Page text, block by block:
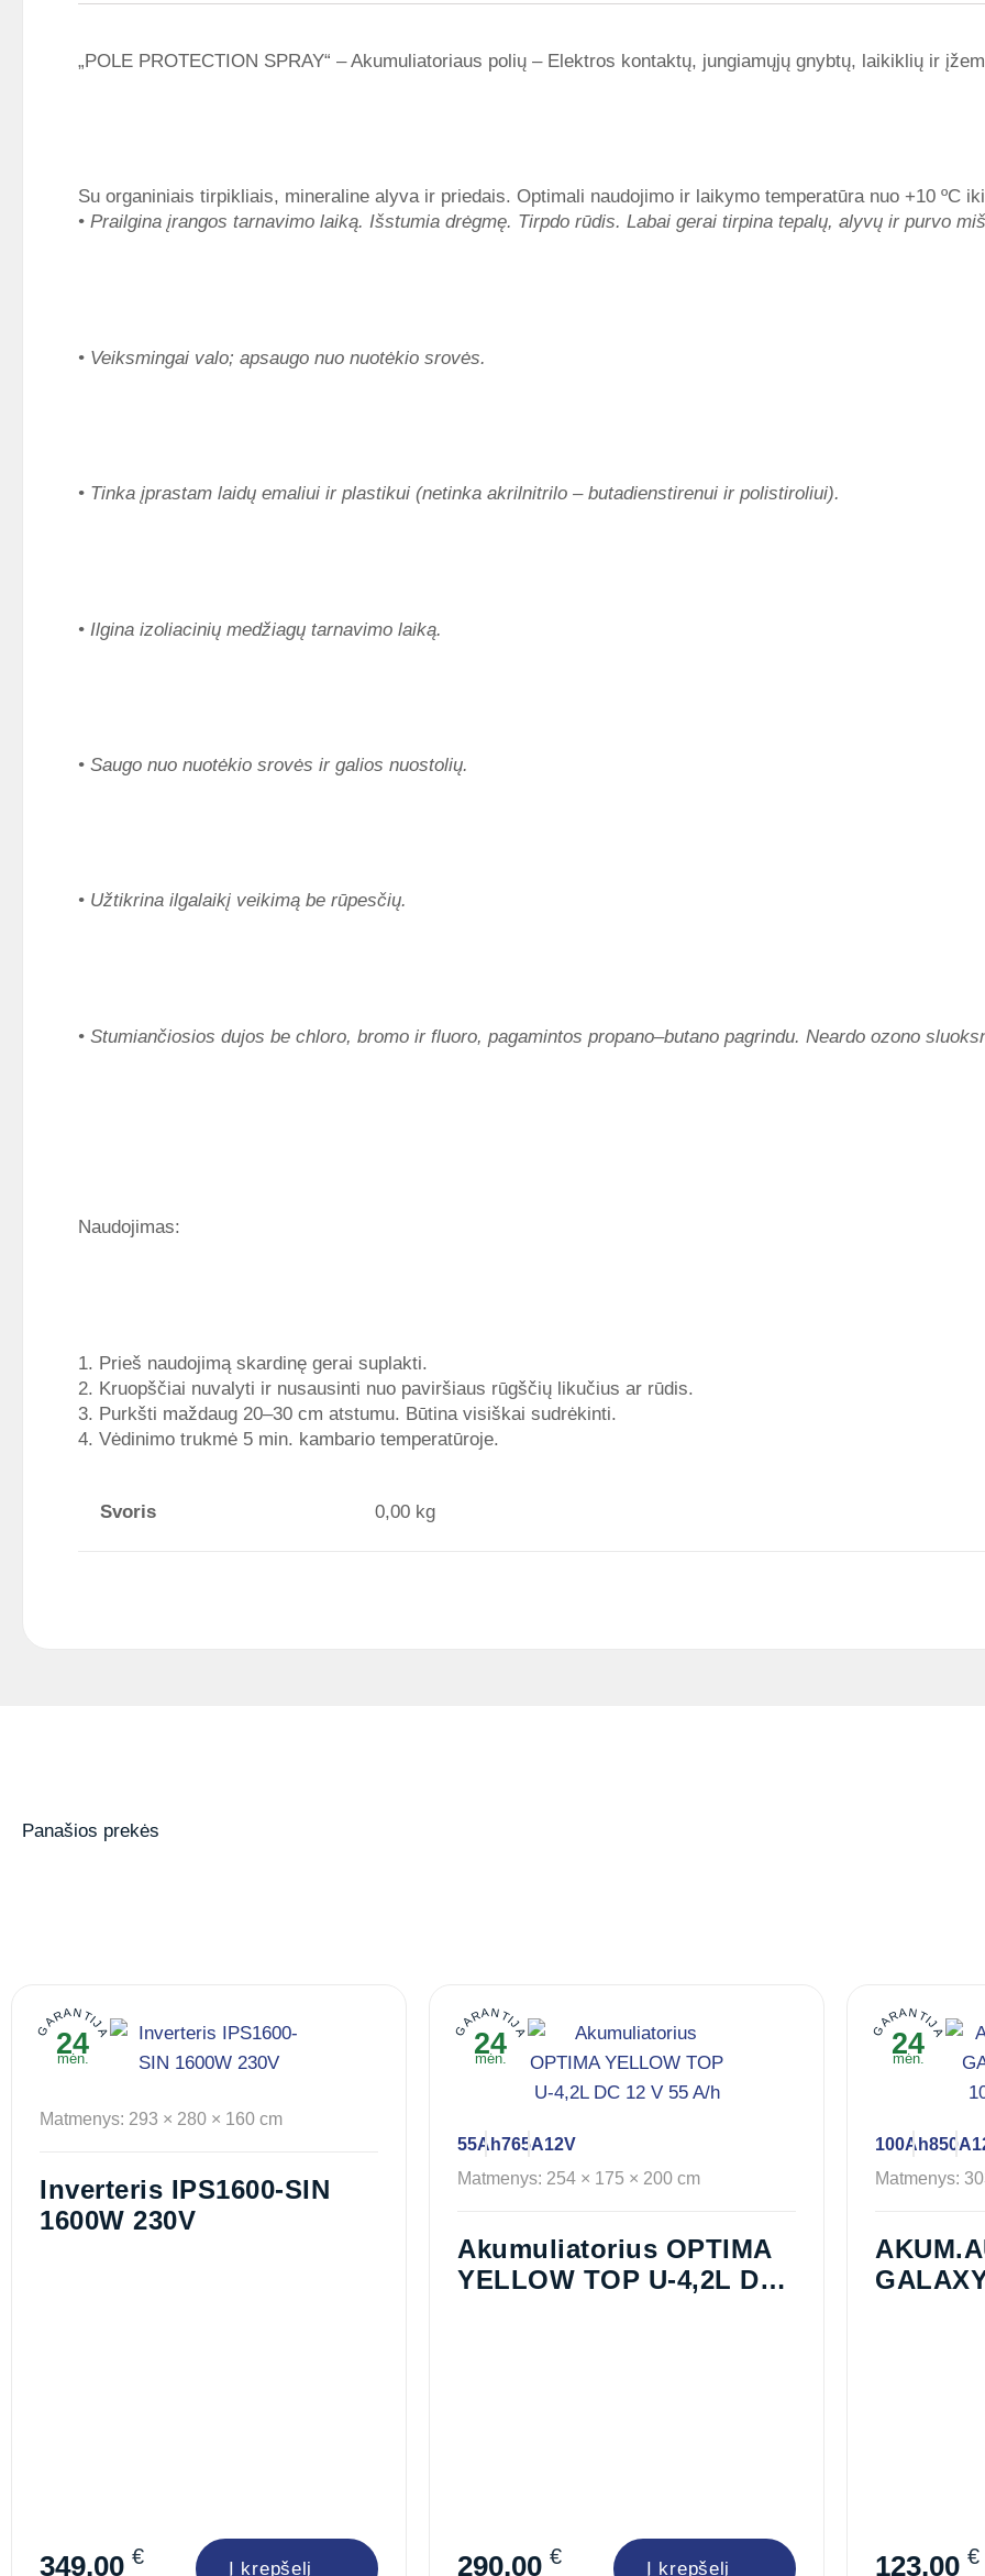
„POLE PROTECTION SPRAY“ – Akumuliatoriaus polių – Elektros kontaktų, jungiamųjų gnybtų, laikiklių ir
Su organiniais tirpikliais, mineraline alyva ir priedais. Optimali naudojimo ir laikymo temperatūra nuo +10 ºC
• Prailgina įrangos tarnavimo laiką. Išstumia drėgmę. Tirpdo rūdis. Labai gerai tirpina tepalų, alyvų ir purvo
• Veiksmingai valo; apsaugo nuo nuotėkio srovės.
• Tinka įprastam laidų emaliui ir plastikui (netinka akrilnitrilo – butadienstirenui ir polistiroliui).
• Ilgina izoliacinių medžiagų tarnavimo laiką.
• Saugo nuo nuotėkio srovės ir galios nuostolių.
• Užtikrina ilgalaikį veikimą be rūpesčių.
• Stumiančiosios dujos be chloro, bromo ir fluoro, pagamintos propano–butano pagrindu. Neardo ozono
Naudojimas:
1. Prieš naudojimą skardinę gerai suplakti.
2. Kruopščiai nuvalyti ir nusausinti nuo paviršiaus rūgščių likučius ar rūdis.
3. Purkšti maždaug 20–30 cm atstumu. Būtina visiškai sudrėkinti.
4. Vėdinimo trukmė 5 min. kambario temperatūroje.
Svoris 0,00 kg
Panašios prekės
GARANTIJA
24
mėn.
Matmenys: 293 × 280 × 160 cm
Inverteris IPS1600-SIN
1600W 230V
349,00 €
Į krepšelį
GARANTIJA
24
mėn.
55Ah765A12V
Matmenys: 254 × 175 × 200 cm
Akumuliatorius OPTIMA
YELLOW TOP U-4,2L DC
290,00 €
Į krepšelį
GARANTIJA
24
mėn.
100Ah850A
Matmenys:
123,00 €